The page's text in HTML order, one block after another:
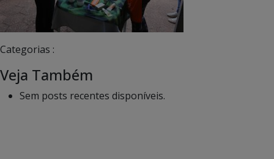
Categorias :
Veja Também
Sem posts recentes disponíveis.